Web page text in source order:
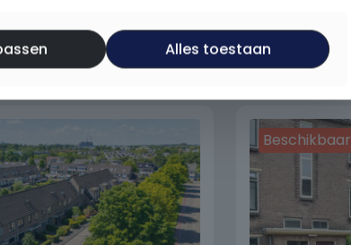
Beschikbaar
Alles toestaan